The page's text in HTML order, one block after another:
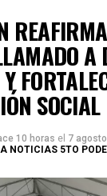
por
y enfermedades.
A
SOCIAL
10 horas el 7
NOTICIAS 5TO